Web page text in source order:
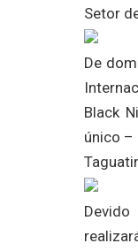
Setor
De
Black
único –
Devido